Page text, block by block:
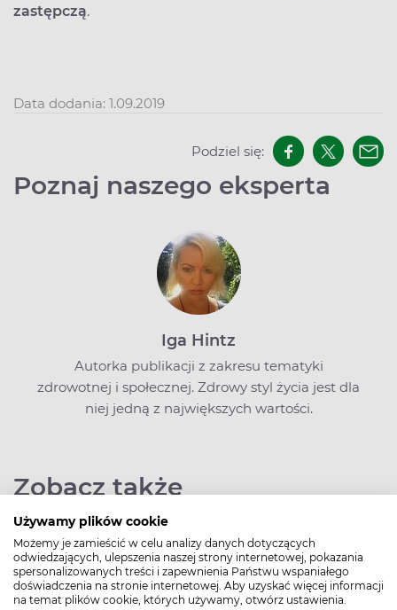
Używamy plików cookie
Możemy je zamieścić w celu analizy danych dotyczących
odwiedzających, ulepszenia naszej strony internetowej, pokazania
spersonalizowanych treści i zapewnienia Państwu wspaniałego
doświadczenia na stronie internetowej. Aby uzyskać więcej informacji
na temat plików cookie, których używamy, otwórz ustawienia.
zastępczą.
Data dodania: 1.09.2019
Podziel się:
Poznaj naszego eksperta
Iga Hintz
Autorka publikacji z zakresu tematyki
zdrowotnej i społecznej. Zdrowy styl życia jest dla
niej jedną z największych wartości.
Zobacz także